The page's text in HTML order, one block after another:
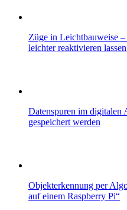
Züge in Leichtbauweise
leichter reaktivieren
Datenspuren im digitalen
gespeichert werden
Objekterkennung per
auf einem Raspberry Pi“